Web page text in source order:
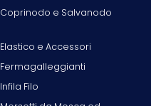
Coprinodo e Salvanodo
Elastico e Accessori
Fermagalleggianti
Infila Filo